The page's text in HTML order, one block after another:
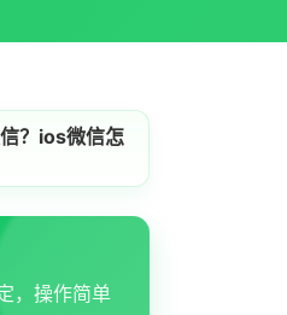
？ios微信怎
，操作简单